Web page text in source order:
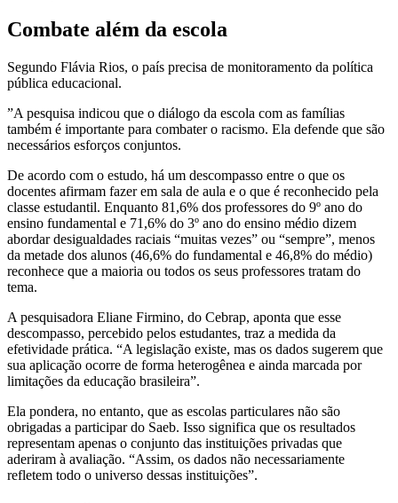
Combate além da escola
Segundo Flávia Rios, o país precisa de monitoramento da política
pública educacional.
”A pesquisa indicou que o diálogo da escola com as famílias
também é importante para combater o racismo. Ela defende que são
necessários esforços conjuntos.
De acordo com o estudo, há um descompasso entre o que os
docentes afirmam fazer em sala de aula e o que é reconhecido pela
classe estudantil. Enquanto 81,6% dos professores do 9º ano do
ensino fundamental e 71,6% do 3º ano do ensino médio dizem
abordar desigualdades raciais “muitas vezes” ou “sempre”, menos
da metade dos alunos (46,6% do fundamental e 46,8% do médio)
reconhece que a maioria ou todos os seus professores tratam do
tema.
A pesquisadora Eliane Firmino, do Cebrap, aponta que esse
descompasso, percebido pelos estudantes, traz a medida da
efetividade prática. “A legislação existe, mas os dados sugerem que
sua aplicação ocorre de forma heterogênea e ainda marcada por
limitações da educação brasileira”.
Ela pondera, no entanto, que as escolas particulares não são
obrigadas a participar do Saeb. Isso significa que os resultados
representam apenas o conjunto das instituições privadas que
aderiram à avaliação. “Assim, os dados não necessariamente
refletem todo o universo dessas instituições”.